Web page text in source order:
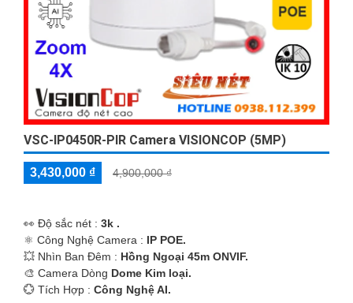
VSC-IP0450R-PIR Camera VISIONCOP (5MP)
3,430,000 ₫ 4,900,000 ₫
️👀 Độ sắc nét : 3k .
⚛️ Công Nghệ Camera : IP POE.
💥 Nhìn Ban Đêm : Hồng Ngoại 45m ONVIF.
🎨 Camera Dòng Dome Kim loại.
️💮 Tích Hợp : Công Nghệ AI.